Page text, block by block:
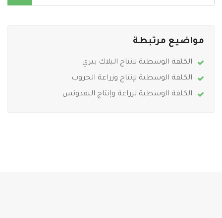
مواضيع مرتبطة
الكلفة الوسطية لانتاج البلاك بيري
الكلفة الوسطية لإنتاج وزراعة الخروب
الكلفة الوسطية لزراعة وإنتاج البقدونس